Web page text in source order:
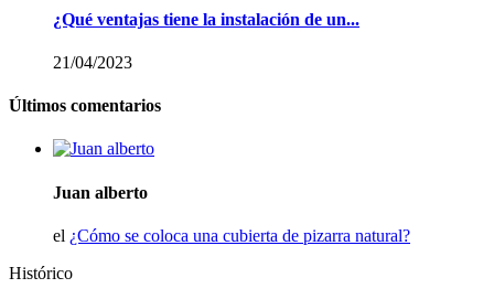
¿Qué ventajas tiene la instalación de un...
21/04/2023
Últimos comentarios
Juan alberto
el ¿Cómo se coloca una cubierta de pizarra natural?
Histórico